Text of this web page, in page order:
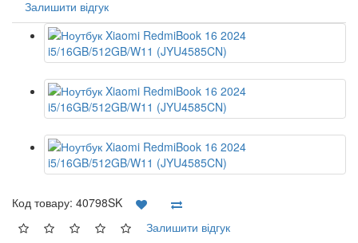
Залишити відгук
Код товару: 40798SK
Залишити відгук